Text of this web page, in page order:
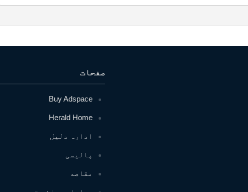
صفحات
Buy Adspace
Herald Home
ادارہ دلیل
پالیسی
مقاصد